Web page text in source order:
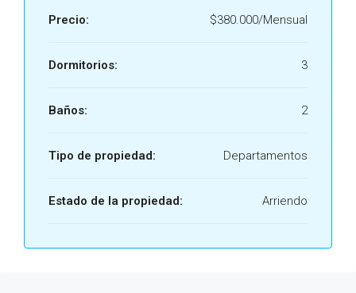
Precio: $380.000/Mensual
Dormitorios: 3
Baños: 2
Tipo de propiedad: Departamentos
Estado de la propiedad: Arriendo